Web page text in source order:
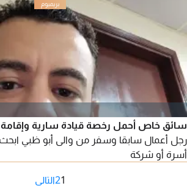
سائق خاص أحمل رخصة قيادة سارية
رجل أعمال سابقا وسفر من والى أبو ظبي
أسرة أو شركة
1
2التالي